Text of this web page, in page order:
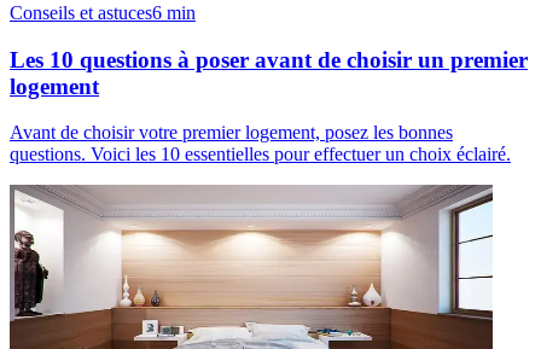
Conseils et astuces6 min
Les 10 questions à poser avant de choisir un premier
logement
Avant de choisir votre premier logement, posez les bonnes
questions. Voici les 10 essentielles pour effectuer un choix éclairé.